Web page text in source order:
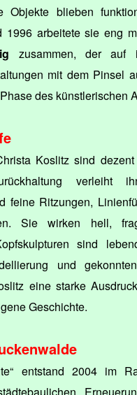
Objekte blieben
1996 arbeitete sie eng
zusammen, der auf
mit dem Pinsel
des künstlerischen
Koslitz sind
verleiht
feine Ritzungen,
Sie wirken hell,
sind
und
eine starke
Geschichte.
entstand 2004 im